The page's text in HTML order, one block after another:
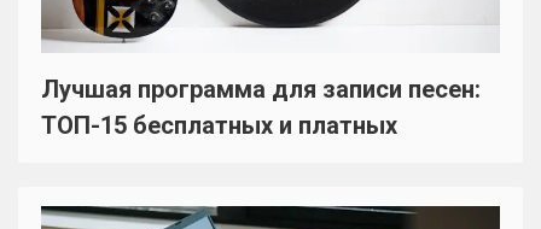
Лучшая программа для записи песен:
ТОП-15 бесплатных и платных